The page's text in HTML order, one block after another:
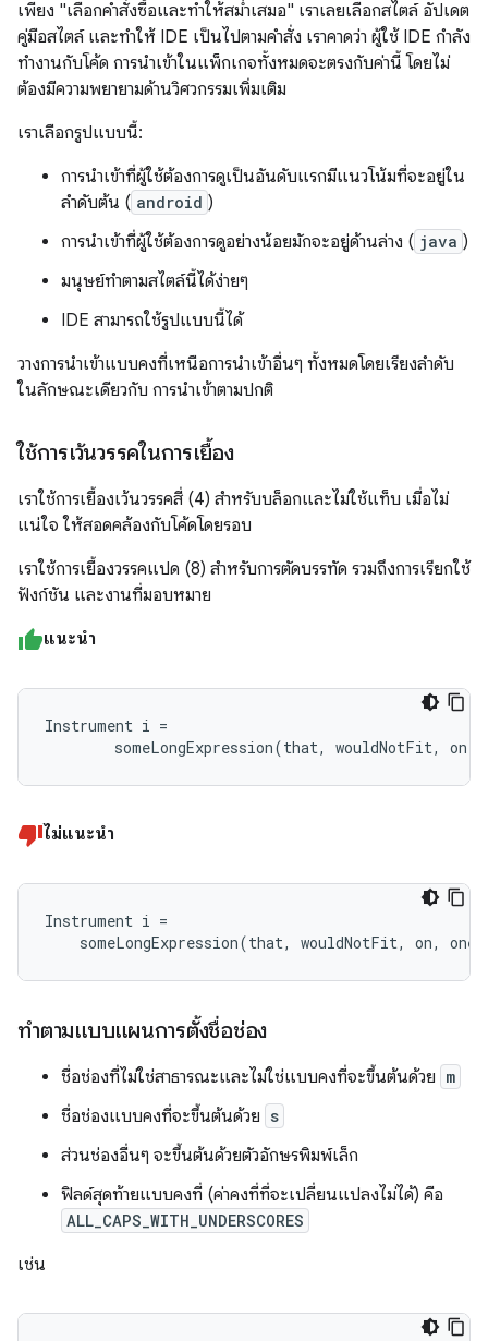
เพียง "เลือกคำสั่งซื้อและทำให้สม่ำเสมอ" เราเลยเลือกสไตล์ อัปเดต
คู่มือสไตล์ และทำให้ IDE เป็นไปตามคำสั่ง เราคาดว่า ผู้ใช้ IDE กำลัง
ทำงานกับโค้ด การนำเข้าในแพ็กเกจทั้งหมดจะตรงกับค่านี้ โดยไม่
ต้องมีความพยายามด้านวิศวกรรมเพิ่มเติม
เราเลือกรูปแบบนี้:
การนําเข้าที่ผู้ใช้ต้องการดูเป็นอันดับแรกมีแนวโน้มที่จะอยู่ใน
ลำดับต้น ( android )
การนำเข้าที่ผู้ใช้ต้องการดูอย่างน้อยมักจะอยู่ด้านล่าง ( java )
มนุษย์ทำตามสไตล์นี้ได้ง่ายๆ
IDE สามารถใช้รูปแบบนี้ได้
วางการนำเข้าแบบคงที่เหนือการนำเข้าอื่นๆ ทั้งหมดโดยเรียงลำดับ
ในลักษณะเดียวกับ การนำเข้าตามปกติ
ใช้การเว้นวรรคในการเยื้อง
เราใช้การเยื้องเว้นวรรคสี่ (4) สำหรับบล็อกและไม่ใช้แท็บ เมื่อไม่
แน่ใจ ให้สอดคล้องกับโค้ดโดยรอบ
เราใช้การเยื้องวรรคแปด (8) สำหรับการตัดบรรทัด รวมถึงการเรียกใช้
ฟังก์ชัน และงานที่มอบหมาย
แนะนำ
Instrument i =
someLongExpression(that, wouldNotFit, on,
ไม่แนะนำ
Instrument i =
someLongExpression(that, wouldNotFit, on,
ทำตามแบบแผนการตั้งชื่อช่อง
ชื่อช่องที่ไม่ใช่สาธารณะและไม่ใช่แบบคงที่จะขึ้นต้นด้วย m
ชื่อช่องแบบคงที่จะขึ้นต้นด้วย s
ส่วนช่องอื่นๆ จะขึ้นต้นด้วยตัวอักษรพิมพ์เล็ก
ฟิลด์สุดท้ายแบบคงที่ (ค่าคงที่ที่จะเปลี่ยนแปลงไม่ได้) คือ
ALL_CAPS_WITH_UNDERSCORES
เช่น